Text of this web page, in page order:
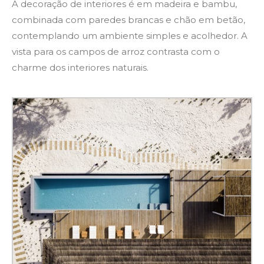
A decoração de interiores é em madeira e bambu,
combinada com paredes brancas e chão em betão,
contemplando um ambiente simples e acolhedor. A
vista para os campos de arroz contrasta com o
charme dos interiores naturais.